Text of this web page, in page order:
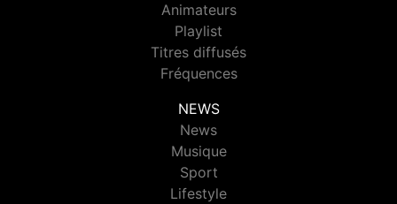
Animateurs
Playlist
Titres diffusés
Fréquences
NEWS
News
Musique
Sport
Lifestyle